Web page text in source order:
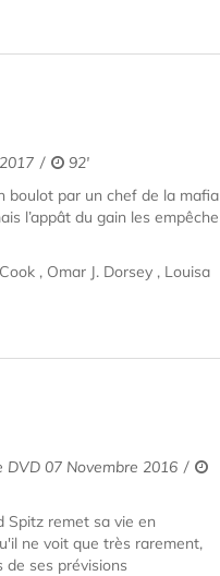
92'
boulot par un chef de la mafia
l’appât du gain les empêche
, Omar J. Dorsey , Louisa
07 Novembre 2016
Spitz remet sa vie en
ne voit que très rarement,
ses prévisions